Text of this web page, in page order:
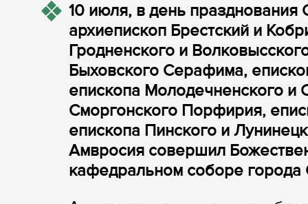
10 июля, в день
архиепископ Брестский и
Гродненского и
Быховского Серафима,
епископа Молодечненского и
Сморгонского Порфирия,
епископа Пинского и
Амвросия совершил
кафедральном соборе города